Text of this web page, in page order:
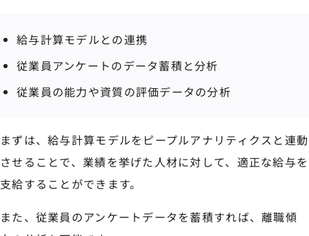
給与計算モデルとの連携
従業員アンケートのデータ蓄積と分析
従業員の能力や資質の評価データの分析
まずは、給与計算モデルをピープルアナリティクスと連動
させることで、業績を挙げた人材に対して、適正な給与を
支給することができます。
また、従業員のアンケートデータを蓄積すれば、離職傾